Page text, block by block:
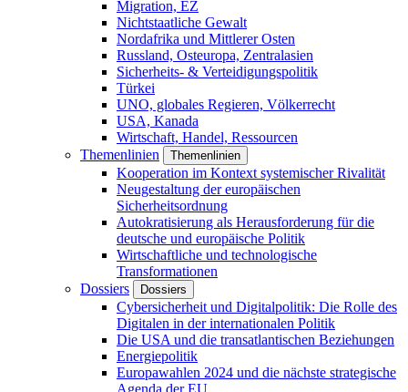
Migration, EZ
Nichtstaatliche Gewalt
Nordafrika und Mittlerer Osten
Russland, Osteuropa, Zentralasien
Sicherheits- & Verteidigungspolitik
Türkei
UNO, globales Regieren, Völkerrecht
USA, Kanada
Wirtschaft, Handel, Ressourcen
Themenlinien
Themenlinien
Kooperation im Kontext systemischer Rivalität
Neugestaltung der europäischen
Sicherheitsordnung
Autokratisierung als Herausforderung für die
deutsche und europäische Politik
Wirtschaftliche und technologische
Transformationen
Dossiers
Dossiers
Cybersicherheit und Digitalpolitik: Die Rolle des
Digitalen in der internationalen Politik
Die USA und die transatlantischen Beziehungen
Energiepolitik
Europawahlen 2024 und die nächste strategische
Agenda der EU